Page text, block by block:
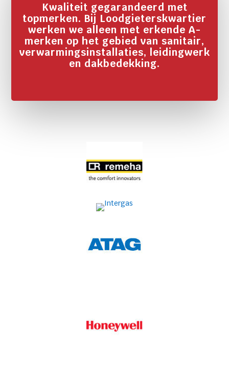
Kwaliteit gegarandeerd met
topmerken. Bij Loodgieterskwartier
werken we alleen met erkende A-
merken op het gebied van sanitair,
verwarmingsinstallaties, leidingwerk
en dakbedekking.